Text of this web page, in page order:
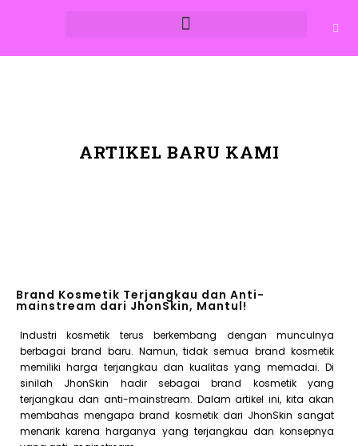
ARTIKEL BARU KAMI
Brand Kosmetik Terjangkau dan Anti-
mainstream dari JhonSkin, Mantul!
Industri kosmetik terus berkembang dengan munculnya
berbagai brand baru. Namun, tidak semua brand kosmetik
memiliki harga terjangkau dan kualitas yang memadai. Di
sinilah JhonSkin hadir sebagai brand kosmetik yang
terjangkau dan anti-mainstream. Dalam artikel ini, kita akan
membahas mengapa brand kosmetik dari JhonSkin sangat
menarik karena harganya yang terjangkau dan konsepnya